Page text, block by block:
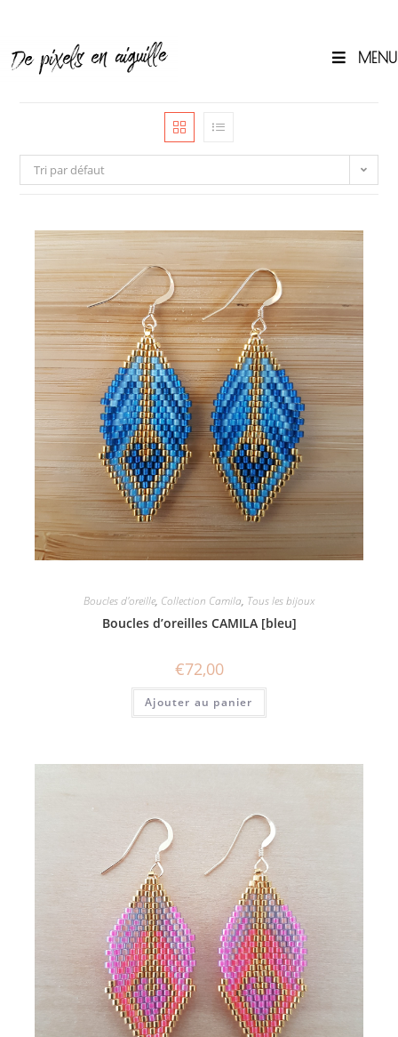
content
MENU
Tri par défaut
Boucles d'oreille, Collection Camila, Tous les bijoux
Boucles d’oreilles CAMILA [bleu]
€72,00
Ajouter au panier